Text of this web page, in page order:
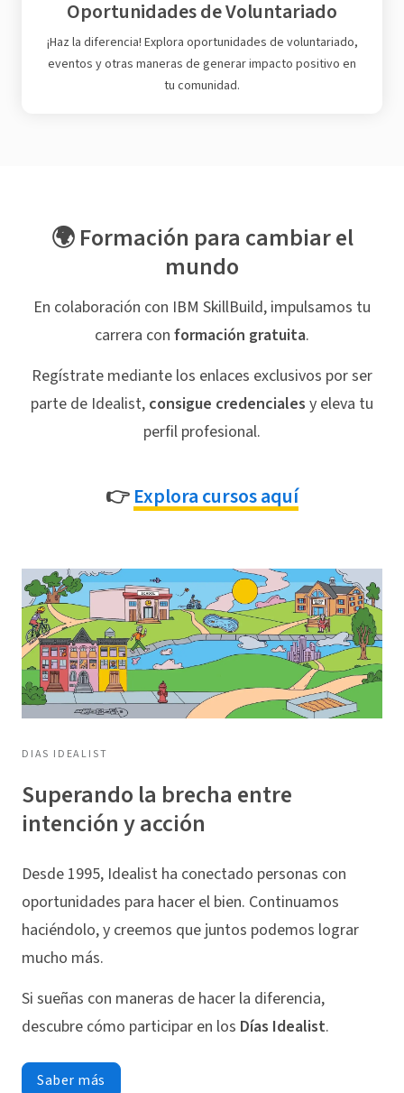
Oportunidades de Voluntariado
¡Haz la diferencia! Explora oportunidades de voluntariado,
eventos y otras maneras de generar impacto positivo en
tu comunidad.
🌍 Formación para cambiar el
mundo
En colaboración con IBM SkillBuild, impulsamos tu
carrera con formación gratuita.
Regístrate mediante los enlaces exclusivos por ser
parte de Idealist, consigue credenciales y eleva tu
perfil profesional.
👉Explora cursos aquí
DIAS IDEALIST
Superando la brecha entre
intención y acción
Desde 1995, Idealist ha conectado personas con
oportunidades para hacer el bien. Continuamos
haciéndolo, y creemos que juntos podemos lograr
mucho más.
Si sueñas con maneras de hacer la diferencia,
descubre cómo participar en los Días Idealist.
Saber más